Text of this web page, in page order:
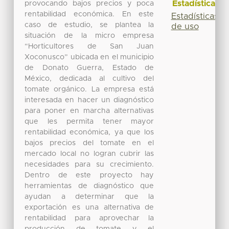
provocando bajos precios y poca
rentabilidad económica. En este
caso de estudio, se plantea la
situación de la micro empresa
“Horticultores de San Juan
Xoconusco” ubicada en el municipio
de Donato Guerra, Estado de
México, dedicada al cultivo del
tomate orgánico. La empresa está
interesada en hacer un diagnóstico
para poner en marcha alternativas
que les permita tener mayor
rentabilidad económica, ya que los
bajos precios del tomate en el
mercado local no logran cubrir las
necesidades para su crecimiento.
Dentro de este proyecto hay
herramientas de diagnóstico que
ayudan a determinar que la
exportación es una alternativa de
rentabilidad para aprovechar la
Estadísticas
Estadísticas
de uso